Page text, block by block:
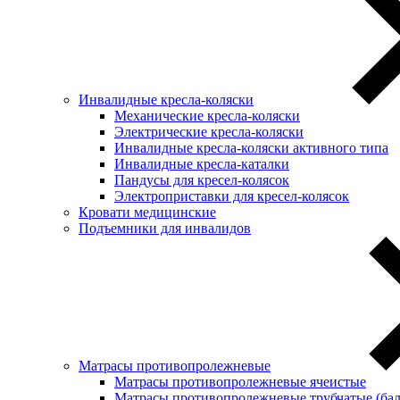
Инвалидные кресла-коляски
Механические кресла-коляски
Электрические кресла-коляски
Инвалидные кресла-коляски активного типа
Инвалидные кресла-каталки
Пандусы для кресел-колясок
Электроприставки для кресел-колясок
Кровати медицинские
Подъемники для инвалидов
Матрасы противопролежневые
Матрасы противопролежневые ячеистые